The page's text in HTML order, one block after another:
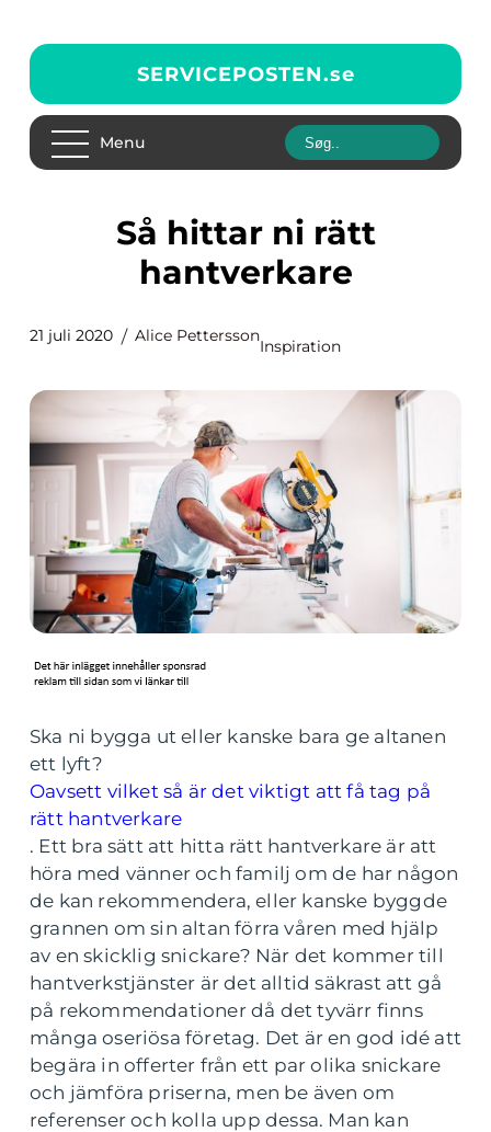
SERVICEPOSTEN.se
Menu
Så hittar ni rätt
hantverkare
21 juli 2020 Alice Pettersson
Inspiration
Ska ni bygga ut eller kanske bara ge altanen
ett lyft?
Oavsett vilket så är det viktigt att få tag på
rätt hantverkare
. Ett bra sätt att hitta rätt hantverkare är att
höra med vänner och familj om de har någon
de kan rekommendera, eller kanske byggde
grannen om sin altan förra våren med hjälp
av en skicklig snickare? När det kommer till
hantverkstjänster är det alltid säkrast att gå
på rekommendationer då det tyvärr finns
många oseriösa företag. Det är en god idé att
begära in offerter från ett par olika snickare
och jämföra priserna, men be även om
referenser och kolla upp dessa. Man kan